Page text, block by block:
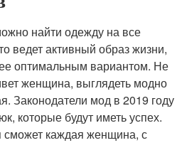
найти одежду на все
ведет активный образ жизни,
оптимальным вариантом. Не
женщина, выглядеть модно
Законодатели мод в 2019 году
которые будут иметь успех.
сможет каждая женщина, с